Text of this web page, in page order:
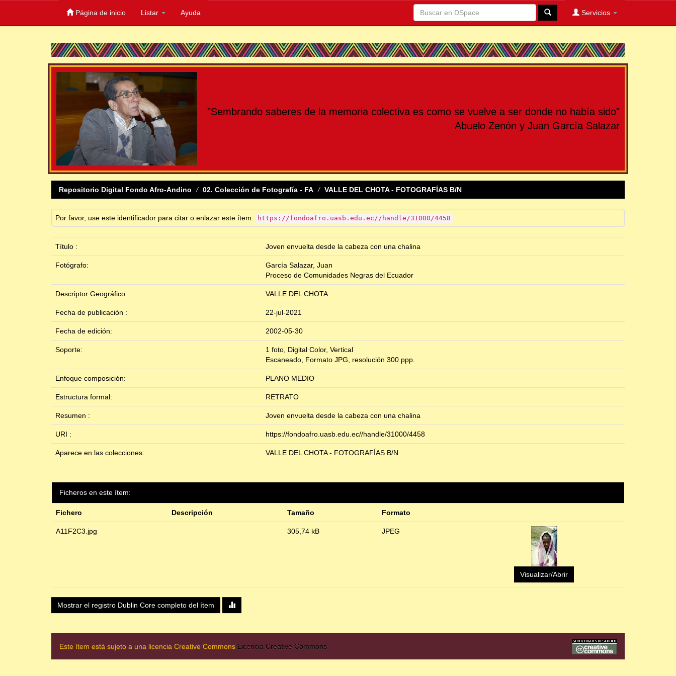
Página de inicio Listar Ayuda Servicios
"Sembrando saberes de la memoria colectiva es como se vuelve a ser donde no había sido"
Abuelo Zenón y Juan García Salazar
Repositorio Digital Fondo Afro-Andino 02. Colección de Fotografía - FA VALLE DEL CHOTA - FOTOGRAFÍAS B/N
Por favor, use este identificador para citar o enlazar este ítem: https://fondoafro.uasb.edu.ec//handle/31000/4458
Título : Joven envuelta desde la cabeza con una chalina
Fotógrafo:
García Salazar, Juan
Proceso de Comunidades Negras del Ecuador
Descriptor Geográfico : VALLE DEL CHOTA
Fecha de publicación : 22-jul-2021
Fecha de edición: 2002-05-30
Soporte:
1 foto, Digital Color, Vertical
Escaneado, Formato JPG, resolución 300 ppp.
Enfoque composición: PLANO MEDIO
Estructura formal: RETRATO
Resumen : Joven envuelta desde la cabeza con una chalina
URI : https://fondoafro.uasb.edu.ec//handle/31000/4458
Aparece en las colecciones: VALLE DEL CHOTA - FOTOGRAFÍAS B/N
Ficheros en este ítem:
Fichero Descripción Tamaño Formato
A11F2C3.jpg 305,74 kB JPEG
Visualizar/Abrir
Mostrar el registro Dublin Core completo del ítem
Este ítem está sujeto a una licencia Creative Commons Licencia Creative Commons